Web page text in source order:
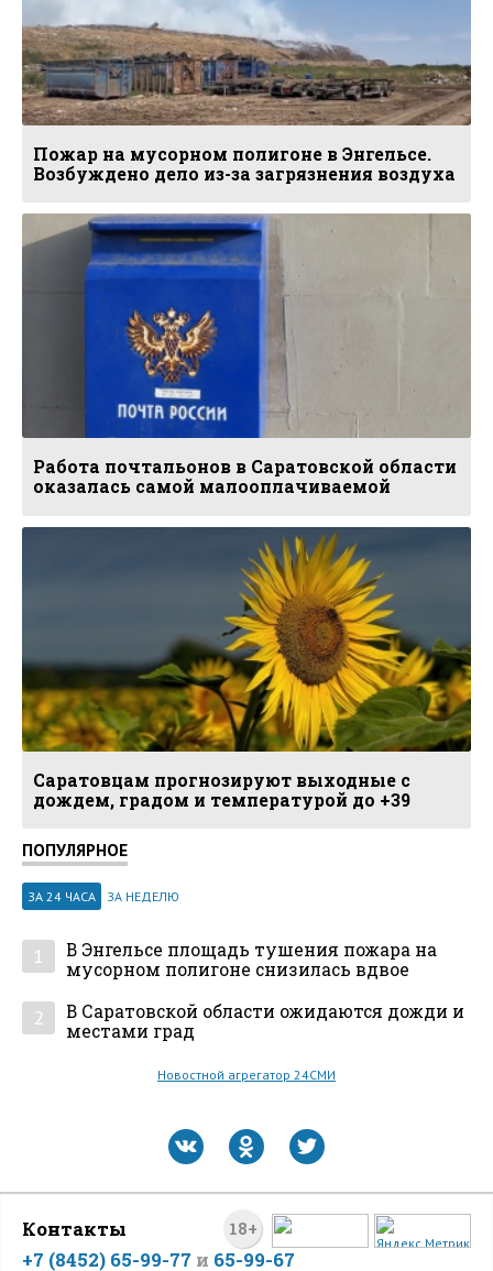
Пожар на мусорном полигоне в Энгельсе.
Возбуждено дело из-за загрязнения воздуха
Работа почтальонов в Саратовской области
оказалась самой малооплачиваемой
Саратовцам прогнозируют выходные с
дождем, градом и температурой до +39
ПОПУЛЯРНОЕ
ЗА 24 ЧАСА ЗА НЕДЕЛЮ
1
В Энгельсе площадь тушения пожара на
мусорном полигоне снизилась вдвое
2
В Саратовской области ожидаются дожди и
местами град
Новостной агрегатор 24СМИ
18+
Контакты
+7 (8452) 65-99-77 и 65-99-67